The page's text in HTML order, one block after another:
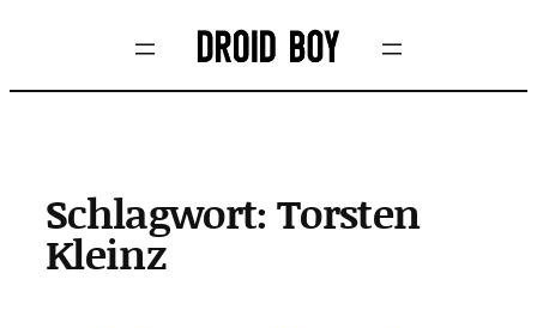
springen
Schlagwort: Torsten
Kleinz